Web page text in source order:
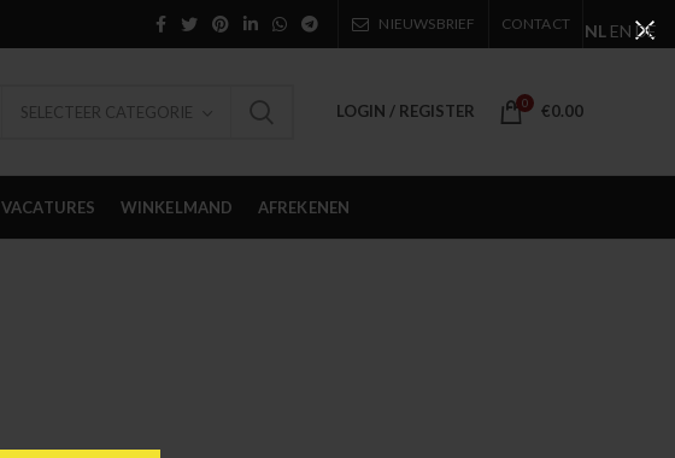
NIEUWSBRIEF CONTACT
SELECTEER CATEGORIE LOGIN / REGISTER 0 €0.00
VACATURES WINKELMAND AFREKENEN
NL EN DE